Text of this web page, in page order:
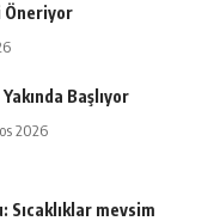
Öneriyor
Başlıyor
2026
mevsim